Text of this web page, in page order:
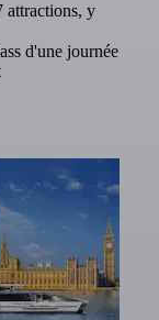
attractions, y
d'une journée